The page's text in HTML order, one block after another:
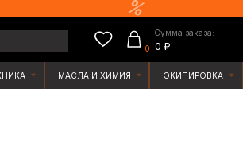
Сумма заказа: